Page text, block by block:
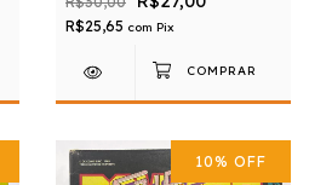
R$25,65 com Pix
10% OFF